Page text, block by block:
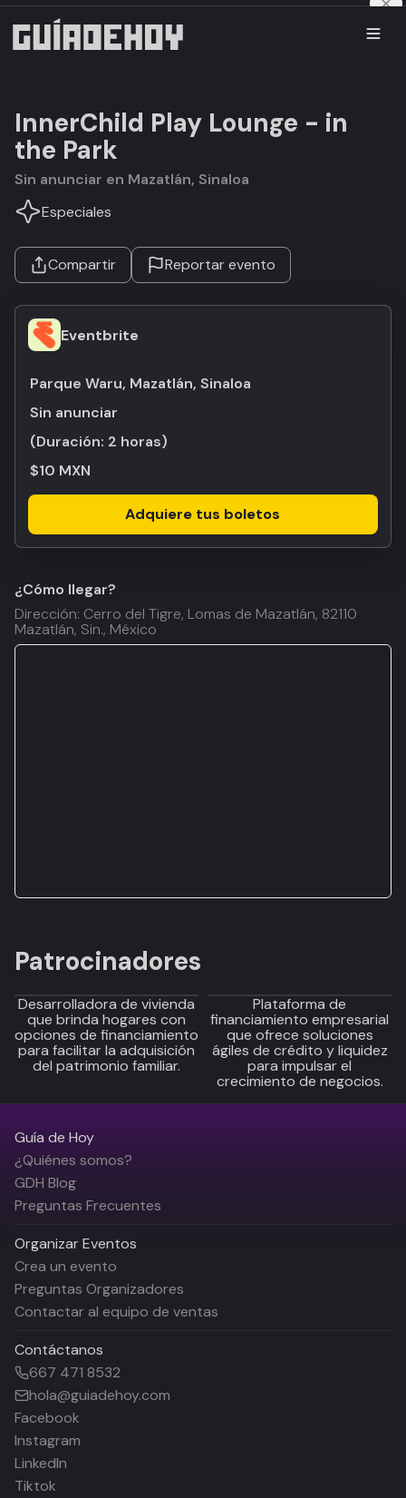
InnerChild Play Lounge - in
the Park
Sin anunciar en Mazatlán, Sinaloa
Especiales
Compartir Reportar evento
Eventbrite
Parque Waru, Mazatlán, Sinaloa
Sin anunciar
(Duración: 2 horas)
$10 MXN
Adquiere tus boletos
¿Cómo llegar?
Dirección: Cerro del Tigre, Lomas de Mazatlán, 82110
Mazatlán, Sin., México
Patrocinadores
Desarrolladora de vivienda
que brinda hogares con
opciones de financiamiento
para facilitar la adquisición
del patrimonio familiar.
Plataforma de
financiamiento empresarial
que ofrece soluciones
ágiles de crédito y liquidez
para impulsar el
crecimiento de negocios.
Guía de Hoy
¿Quiénes somos?
GDH Blog
Preguntas Frecuentes
Organizar Eventos
Crea un evento
Preguntas Organizadores
Contactar al equipo de ventas
Contáctanos
667 471 8532
hola@guiadehoy.com
Facebook
Instagram
LinkedIn
Tiktok